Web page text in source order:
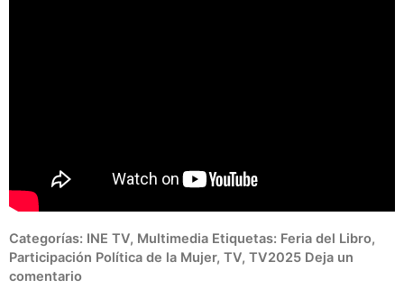
Categorías: INE TV, Multimedia Etiquetas: Feria del Libro,
Participación Política de la Mujer, TV, TV2025 Deja un
comentario